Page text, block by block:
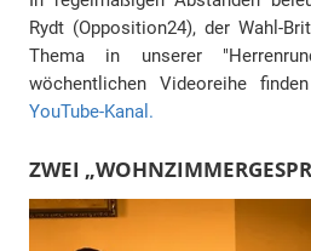
Rydt (Opposition24), der Wahl-
Thema in unserer
wöchentlichen Videoreihe
YouTube-Kanal.
ZWEI